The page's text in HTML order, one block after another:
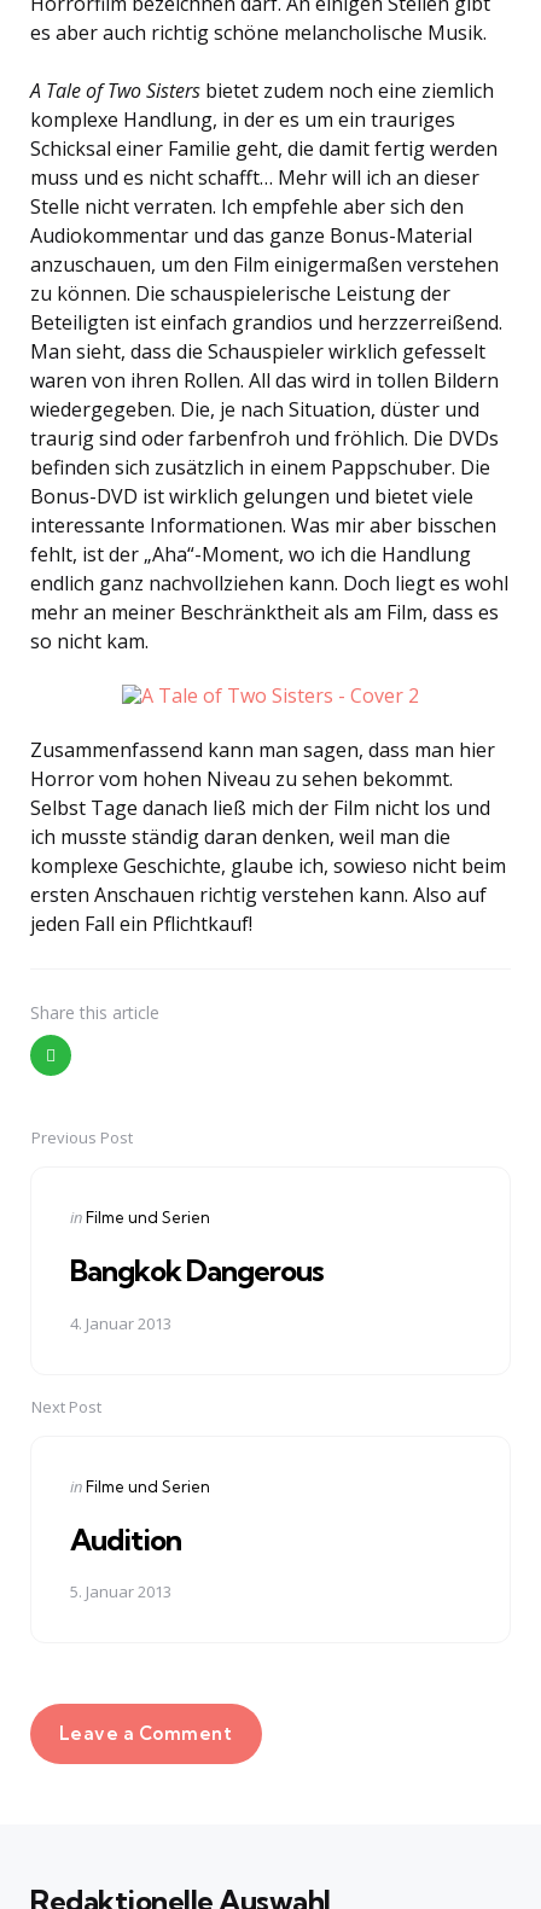
es aber auch richtig schöne melancholische Musik.
A Tale of Two Sisters bietet zudem noch eine ziemlich
komplexe Handlung, in der es um ein trauriges
Schicksal einer Familie geht, die damit fertig werden
muss und es nicht schafft… Mehr will ich an dieser
Stelle nicht verraten. Ich empfehle aber sich den
Audiokommentar und das ganze Bonus-Material
anzuschauen, um den Film einigermaßen verstehen
zu können. Die schauspielerische Leistung der
Beteiligten ist einfach grandios und herzzerreißend.
Man sieht, dass die Schauspieler wirklich gefesselt
waren von ihren Rollen. All das wird in tollen Bildern
wiedergegeben. Die, je nach Situation, düster und
traurig sind oder farbenfroh und fröhlich. Die DVDs
befinden sich zusätzlich in einem Pappschuber. Die
Bonus-DVD ist wirklich gelungen und bietet viele
interessante Informationen. Was mir aber bisschen
fehlt, ist der „Aha“-Moment, wo ich die Handlung
endlich ganz nachvollziehen kann. Doch liegt es wohl
mehr an meiner Beschränktheit als am Film, dass es
so nicht kam.
Zusammenfassend kann man sagen, dass man hier
Horror vom hohen Niveau zu sehen bekommt.
Selbst Tage danach ließ mich der Film nicht los und
ich musste ständig daran denken, weil man die
komplexe Geschichte, glaube ich, sowieso nicht beim
ersten Anschauen richtig verstehen kann. Also auf
jeden Fall ein Pflichtkauf!
Share this article
PostPrevious Post
Posted
inFilme und Serien
Bangkok Dangerous
4. Januar 2013
Next Post
Posted
inFilme und Serien
Audition
5. Januar 2013
Leave a Comment
Redaktionelle Auswahl